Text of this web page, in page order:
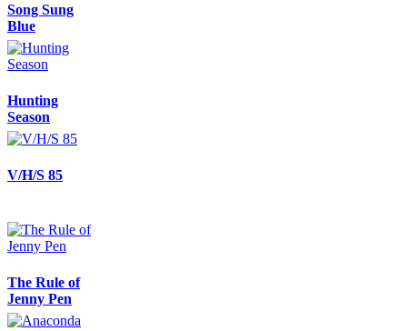
Song Sung
Blue
Hunting
Season
V/H/S 85
The Rule of
Jenny Pen